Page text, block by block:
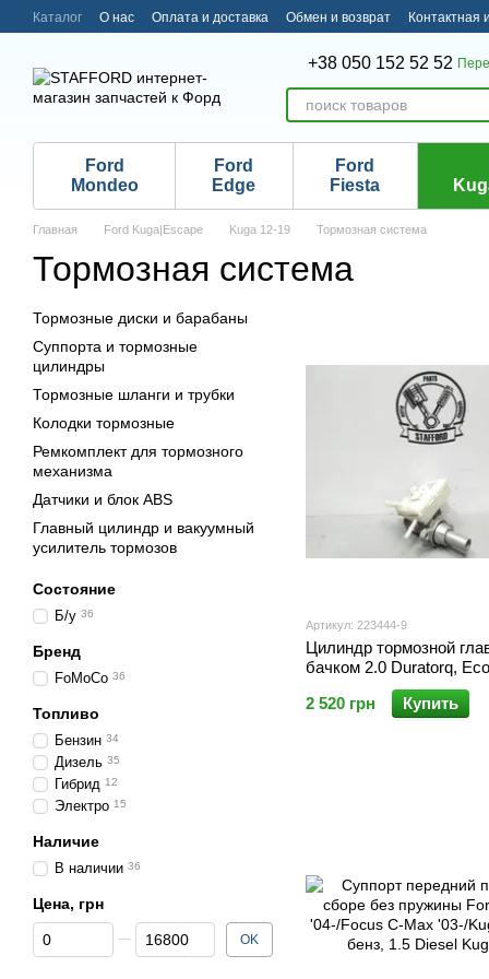
Перейти к основному контенту
Каталог О нас Оплата и доставка Обмен и возврат Контактная
+38 050 152 52 52
Ford
Mondeo
Ford
Edge
Ford
Fiesta
Главная Ford Kuga|Escape Kuga 12-19 Тормозная система
Тормозная система
Артикул: 223444-9
Цилиндр тормозной
бачком 2.0 Duratorq,
Ford Kuga '12-
2 520 грн
Купить
Тормозные диски и барабаны
Суппорта и тормозные
цилиндры
Тормозные шланги и трубки
Колодки тормозные
Ремкомплект для тормозного
механизма
Датчики и блок ABS
Главный цилиндр и вакуумный
усилитель тормозов
Состояние
Б/у 36
Бренд
FoMoCo 36
Топливо
Бензин 34
Дизель 35
Гибрид 12
Электро 15
Наличие
В наличии 36
Цена, грн
От Цена, грн
До Цена, грн OK